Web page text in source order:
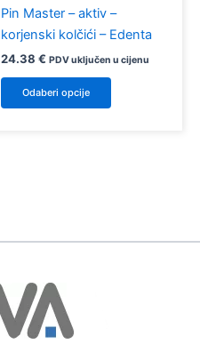
Pin Master – aktiv –
korjenski kolčići – Edenta
24.38 € PDV uključen u cijenu
Odaberi opcije
Ovaj
proizvod